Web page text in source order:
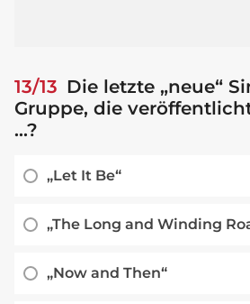
13/13 Die letzte „neue“
Gruppe, die
...?
„Let It Be“
„The Long and Winding
„Now and Then“